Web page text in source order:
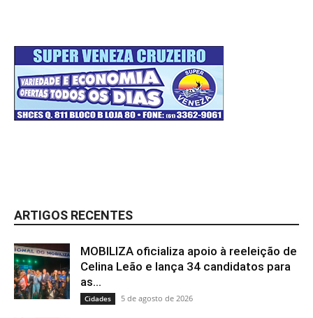
ARTIGOS RECENTES
MOBILIZA oficializa apoio à reeleição de
Celina Leão e lança 34 candidatos para
as...
Cidades 5 de agosto de 2026